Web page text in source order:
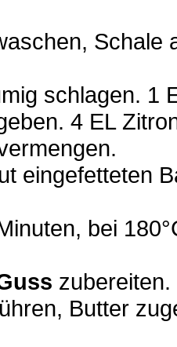
Schale
schlagen. 1
4 EL
eingefetteten
bei
Butter